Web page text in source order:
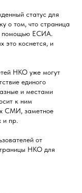
статус для
о том, что страница
помощью ЕСИА.
это коснется, и
НКО уже могут
единого
и местами
к ним
СМИ, заметное
и пр.
от
НКО для